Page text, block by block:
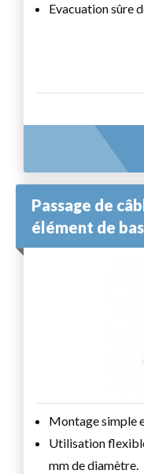
Evacuation sûre
Passage de
élément de
Montage simple
Utilisation
mm de diamètre.